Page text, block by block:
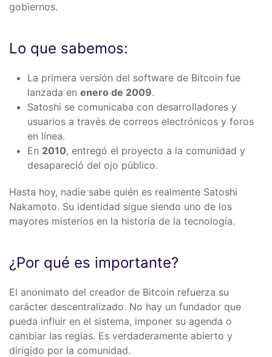
gobiernos.
Lo que sabemos:
La primera versión del software de Bitcoin fue
lanzada en enero de 2009.
Satoshi se comunicaba con desarrolladores y
usuarios a través de correos electrónicos y foros
en línea.
En 2010, entregó el proyecto a la comunidad y
desapareció del ojo público.
Hasta hoy, nadie sabe quién es realmente Satoshi
Nakamoto. Su identidad sigue siendo uno de los
mayores misterios en la historia de la tecnología.
¿Por qué es importante?
El anonimato del creador de Bitcoin refuerza su
carácter descentralizado. No hay un fundador que
pueda influir en el sistema, imponer su agenda o
cambiar las reglas. Es verdaderamente abierto y
dirigido por la comunidad.